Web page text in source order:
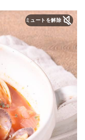
ミュートを解除